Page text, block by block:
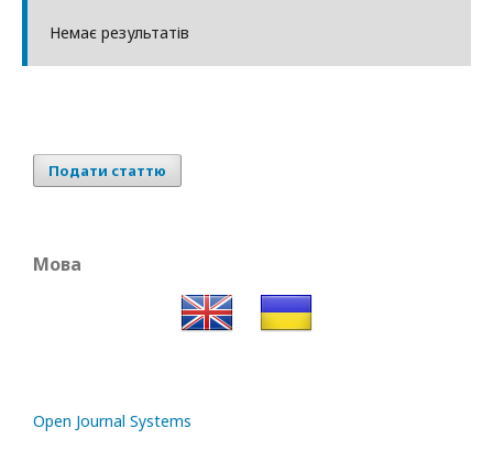
Немає результатів
Подати статтю
Мова
Open Journal Systems